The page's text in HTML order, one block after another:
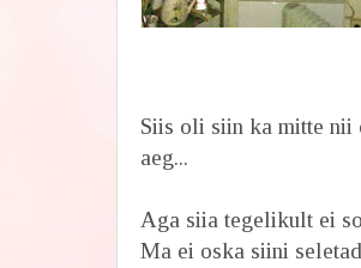
Siis oli siin ka mitte nii
aeg...
Aga siia tegelikult ei
Ma ei oska siini